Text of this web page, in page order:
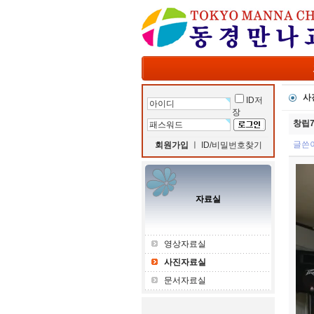
ID저
장
회원가입 ID/비밀번호찾기
자료실
영상자료실
사진자료실
문서자료실
사
창립
글쓴